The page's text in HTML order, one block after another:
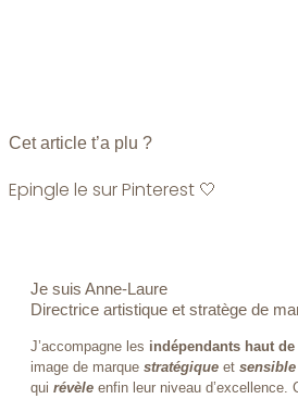
Cet article t’a plu ?
Epingle le sur Pinterest 🤍
Je suis Anne-Laure
Directrice artistique et stratège de
J’accompagne les indépendants haut
image de marque stratégique et sensible
qui révèle enfin leur niveau d’excellence.